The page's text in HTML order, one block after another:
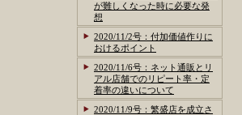
が難しくなった時に必要な発
想
2020/11/2号：付加価値作りに
おけるポイント
2020/11/6号：ネット通販とリ
アル店舗でのリピート率・定
着率の違いについて
2020/11/9号：繁盛店を成立さ